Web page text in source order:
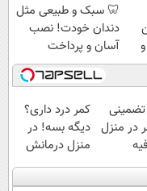
اقساطی😍
🦷 سبک و طبیعی مثل
دندان خودت! نصب
آسان و پرداخت
اقساطی 💳 📍 تهران
در منزل
رو پر
کمر درد داری؟
دیگه بسه! در
منزل درمانش
کن
(◀پرسش‌نامه)